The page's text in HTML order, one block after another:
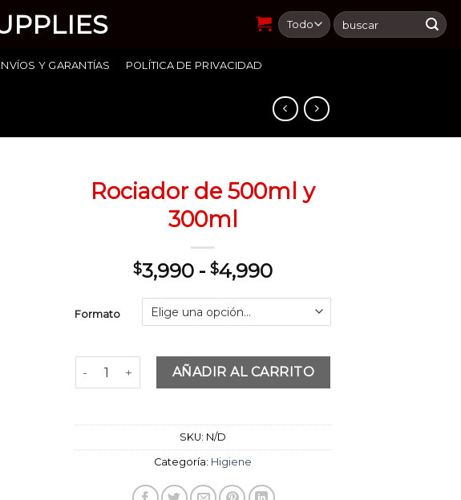
Buscar
por:
Y GARANTÍAS POLÍTICA DE PRIVACIDAD
Rociador de 500ml y
300ml
$3,990 - $4,990Rango
precios:
desde
hasta
$4,990
Formato
Rociador de 500ml y 300ml cantidad
AÑADIR AL CARRITO
SKU: N/D
Categoría: Higiene